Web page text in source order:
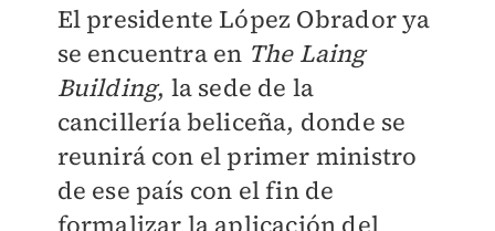
El presidente López Obrador ya
se encuentra en The Laing
Building, la sede de la
cancillería beliceña, donde se
reunirá con el primer ministro
de ese país con el fin de
formalizar la aplicación del